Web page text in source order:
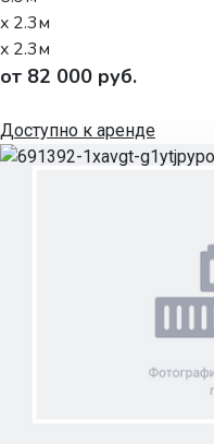
x 2.3м
x 2.3м
от 82 000 руб.
Доступно к аренде